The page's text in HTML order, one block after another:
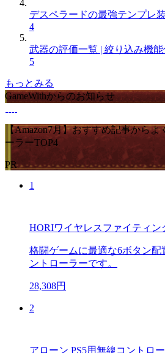
デスペラードの最強テンプレ
4
武器の評価一覧 | 絞り込み機能
5
もっとみる
GameWithからのお知らせ
【Amazon7月】おすすめ記事から
ーラーTOP4
PR
1
HORIワイヤレスファイティン
格闘ゲームに最適な6ボタン配
ントローラーです。
28,308円
2
アローン PS5用無線コントロ